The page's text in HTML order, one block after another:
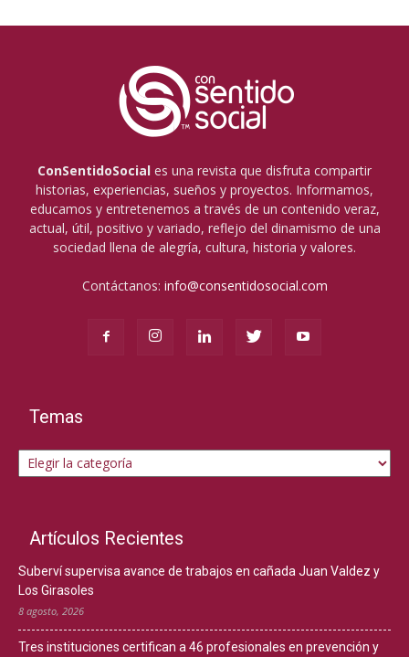
ConSentidoSocial es una revista que disfruta compartir
historias, experiencias, sueños y proyectos. Informamos,
educamos y entretenemos a través de un contenido veraz,
actual, útil, positivo y variado, reflejo del dinamismo de una
sociedad llena de alegría, cultura, historia y valores.
Contáctanos: info@consentidosocial.com
Temas
Temas
Artículos Recientes
Suberví supervisa avance de trabajos en cañada Juan Valdez y
Los Girasoles
8 agosto, 2026
Tres instituciones certifican a 46 profesionales en prevención y